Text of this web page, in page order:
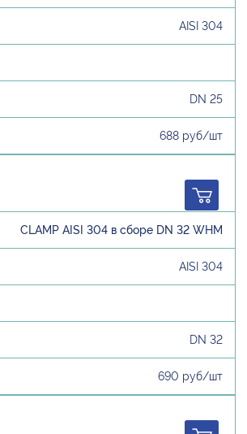
AISI 304
DN 25
688 руб/шт
CLAMP AISI 304 в сборе DN 32 WHM
AISI 304
DN 32
690 руб/шт